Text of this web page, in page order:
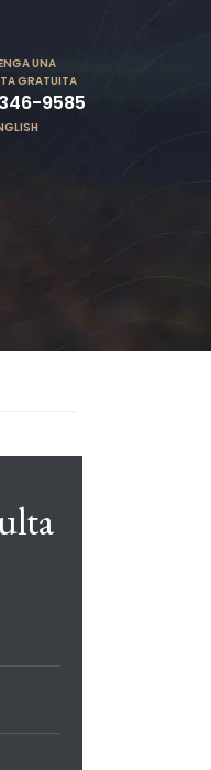
UNA
GRATUITA
9585